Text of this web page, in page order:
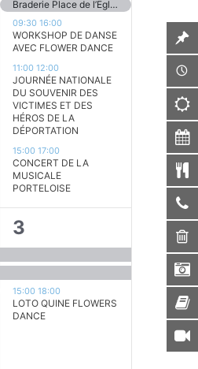
Braderie Place de l’Eglise
09:3016:00
WORKSHOP DE DANSE
AVEC FLOWER DANCE
11:0012:00
JOURNÉE NATIONALE
DU SOUVENIR DES
VICTIMES ET DES
HÉROS DE LA
DÉPORTATION
15:0017:00
CONCERT DE LA
MUSICALE
PORTELOISE
3
évènements,
3
15:0018:00
LOTO QUINE FLOWERS
DANCE